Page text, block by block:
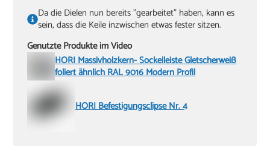
Da die Dielen nun bereits "gearbeitet" haben, kann es
sein, dass die Keile inzwischen etwas fester sitzen.
Genutzte Produkte im Video
HORI Massivholzkern- Sockelleiste Gletscherweiß
foliert ähnlich RAL 9016 Modern Profil
HORI Befestigungsclipse Nr. 4